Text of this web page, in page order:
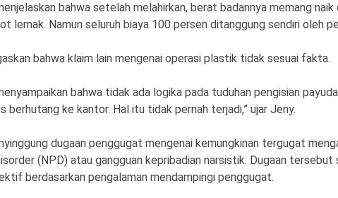
bahwa setelah melahirkan, berat badannya memang
lemak. Namun seluruh biaya 100 persen ditanggung sendiri oleh
bahwa klaim lain mengenai operasi plastik tidak sesuai fakta.
bahwa tidak ada logika pada tuduhan pengisian
berhutang ke kantor. Hal itu tidak pernah terjadi,” ujar Jeny.
dugaan penggugat mengenai kemungkinan tergugat
(NPD) atau gangguan kepribadian narsistik. Dugaan tersebut
berdasarkan pengalaman mendampingi penggugat.